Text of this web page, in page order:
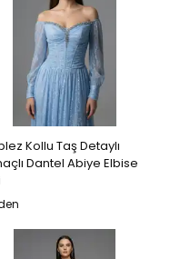
Kollu Taş Detaylı
Dantel Abiye Elbise